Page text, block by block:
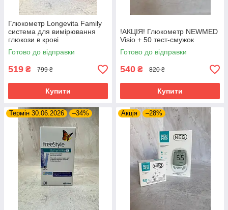
Глюкометр Longevita Family
система для вимірювання
глюкози в крові
Готово до відправки
519 ₴ 799 ₴
Купити
!АКЦІЯ! Глюкометр NEWMED
Visio + 50 тест-смужок
Готово до відправки
540 ₴ 820 ₴
Купити
Термін 30.06.2026 –34% Акція –28%